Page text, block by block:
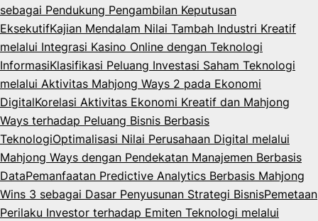
sebagai Pendukung Pengambilan Keputusan
EksekutifKajian Mendalam Nilai Tambah Industri Kreatif
melalui Integrasi Kasino Online dengan Teknologi
InformasiKlasifikasi Peluang Investasi Saham Teknologi
melalui Aktivitas Mahjong Ways 2 pada Ekonomi
DigitalKorelasi Aktivitas Ekonomi Kreatif dan Mahjong
Ways terhadap Peluang Bisnis Berbasis
TeknologiOptimalisasi Nilai Perusahaan Digital melalui
Mahjong Ways dengan Pendekatan Manajemen Berbasis
DataPemanfaatan Predictive Analytics Berbasis Mahjong
Wins 3 sebagai Dasar Penyusunan Strategi BisnisPemetaan
Perilaku Investor terhadap Emiten Teknologi melalui